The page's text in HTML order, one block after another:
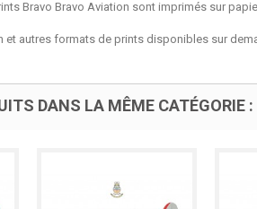
Bravo Bravo Aviation sont imprimés sur
et autres formats de prints disponibles sur
DANS LA MÊME CATÉGORIE :